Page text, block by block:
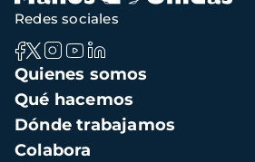
Navegación
principal
Quienes somos
Qué hacemos
Dónde trabajamos
Colabora
Redes sociales